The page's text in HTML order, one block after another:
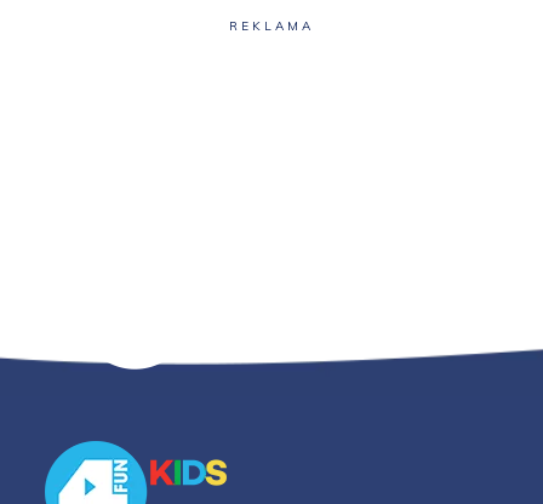
REKLAMA